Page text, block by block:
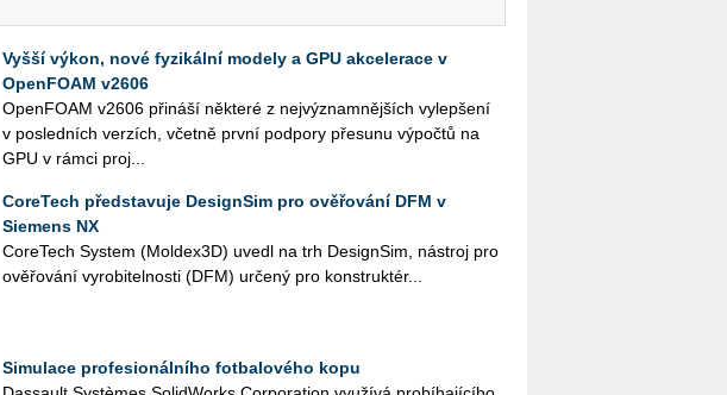
Vyšší výkon, nové fyzikální modely a GPU akcelerace v
OpenFOAM v2606
Open­FO­AM v2606 při­ná­ší ně­kte­ré z nej­vý­znam­něj­ších vy­lep­še­ní
v po­sled­ních ver­zích, včet­ně první pod­po­ry pře­su­nu vý­po­čtů na
GPU v rámci pro­j...
CoreTech představuje DesignSim pro ověřování DFM v
Siemens NX
Co­re­Tech Sys­tem (Mol­dex­3D) uvedl na trh De­sign­Sim, ná­stroj pro
ově­řo­vá­ní vy­ro­bi­tel­nos­ti (DFM) ur­če­ný pro kon­struk­té­r...
Simulace profesionálního fotbalového kopu